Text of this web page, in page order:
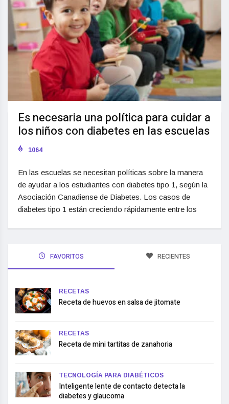
Es necesaria una política para cuidar a
los niños con diabetes en las escuelas
1064
En las escuelas se necesitan políticas sobre la manera
de ayudar a los estudiantes con diabetes tipo 1, según la
Asociación Canadiense de Diabetes. Los casos de
diabetes tipo 1 están creciendo rápidamente entre los
FAVORITOS RECIENTES
RECETAS
Receta de huevos en salsa de jitomate
RECETAS
Receta de mini tartitas de zanahoria
TECNOLOGÍA PARA DIABÉTICOS
Inteligente lente de contacto detecta la
diabetes y glaucoma